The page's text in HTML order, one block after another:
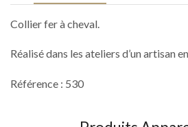
Collier fer à cheval.
Réalisé dans les ateliers d’un artisan
Référence : 530